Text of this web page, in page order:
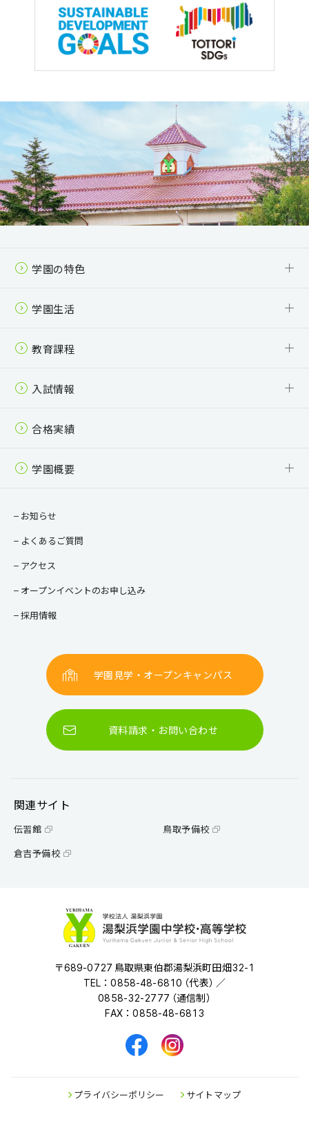
学園の特色
6年一貫教育
少人数制＋個別指導
「自主自律」を体現する活動
受験対策・進路指導
SSH
学園生活
校舎・制服
年間行事
クラブ活動
スクールバス
夏梨祭（学園祭）
教育課程
中学校 カリキュラム
高等学校（全日制） カリキュラム
高等学校（通信制） カリキュラム
入試情報
中学校 募集要項
高等学校（全日制） 募集要項
高等学校（通信制） 募集要項
入学案内パンフレット
合格実績
学園概要
お知らせ
よくあるご質問
アクセス
オープンイベントのお申し込み
採用情報
学園見学・オープンキャンパス
資料請求・お問い合わせ
関連サイト
伝習館
鳥取予備校
倉吉予備校
〒689-0727 鳥取県東伯郡湯梨浜町田畑32-1
TEL：0858-48-6810 （代表） ／
0858-32-2777 （通信制）
FAX：0858-48-6813
プライバシーポリシー サイトマップ